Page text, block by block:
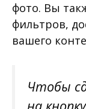
фото. Вы
фильтров,
вашего
Чтобы